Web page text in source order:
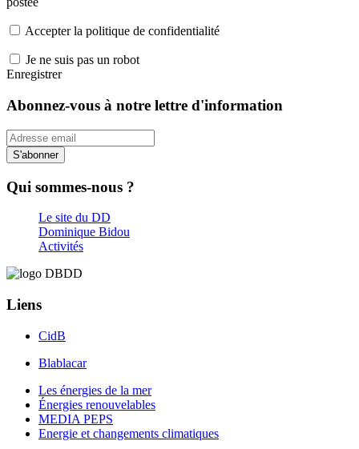
Accepter la politique de confidentialité
Je ne suis pas un robot
Enregistrer
Abonnez-vous à notre lettre d'information
S'abonner
Qui sommes-nous ?
Le site du DD
Dominique Bidou
Activités
Liens
CidB
Blablacar
Les énergies de la mer
Énergies renouvelables
MEDIA PEPS
Energie et changements climatiques